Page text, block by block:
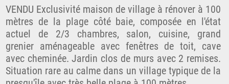
VENDU Exclusivité maison de village à rénover à 100
mètres de la plage côté baie, composée en l'état
actuel de 2/3 chambres, salon, cuisine, grand
grenier aménageable avec fenêtres de toit, cave
avec cheminée. Jardin clos de murs avec 2 remises.
Situation rare au calme dans un village typique de la